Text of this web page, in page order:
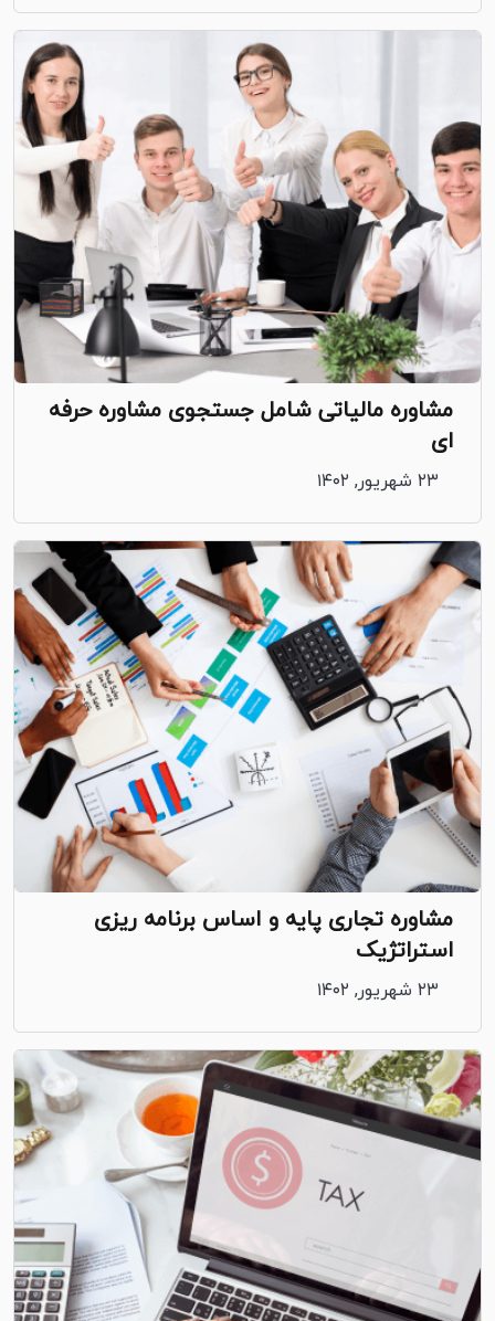
مشاوره مالیاتی شامل جستجوی مشاوره حرفه
ای
۲۳ شهریور, ۱۴۰۲
مشاوره تجاری پایه و اساس برنامه ریزی
استراتژیک
۲۳ شهریور, ۱۴۰۲